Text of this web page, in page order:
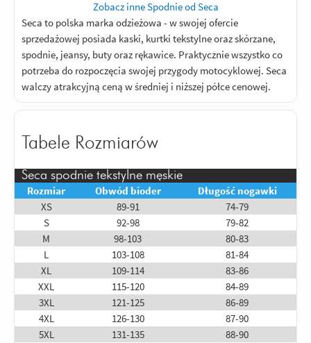
Zobacz inne Spodnie od Seca
Seca to polska marka odzieżowa - w swojej ofercie
sprzedażowej posiada kaski, kurtki tekstylne oraz skórzane,
spodnie, jeansy, buty oraz rękawice. Praktycznie wszystko co
potrzeba do rozpoczęcia swojej przygody motocyklowej. Seca
walczy atrakcyjną ceną w średniej i niższej półce cenowej.
Tabele Rozmiarów
Seca spodnie tekstylne męskie
Rozmiar
Obwód bioder
Długość nogawki
XS
89-91
74-79
S
92-98
79-82
M
98-103
80-83
L
103-108
81-84
XL
109-114
83-86
XXL
115-120
84-89
3XL
121-125
86-89
4XL
126-130
87-90
5XL
131-135
88-90